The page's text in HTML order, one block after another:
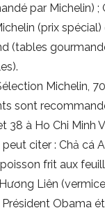
par Michelin) ;
(prix spécial)
(tables
Michelin, 70
sont
38 à Ho Chi Minh
citer : Chả cá
frit aux
Liên
Obama